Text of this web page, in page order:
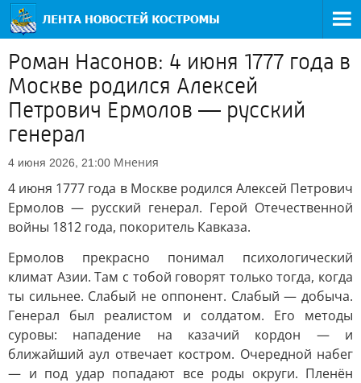
Роман Насонов: 4 июня 1777 года в
Москве родился Алексей
Петрович Ермолов — русский
генерал
4 июня 2026, 21:00 Мнения
4 июня 1777 года в Москве родился Алексей Петрович
Ермолов — русский генерал. Герой Отечественной
войны 1812 года, покоритель Кавказа.
Ермолов прекрасно понимал психологический
климат Азии. Там с тобой говорят только тогда, когда
ты сильнее. Слабый не оппонент. Слабый — добыча.
Генерал был реалистом и солдатом. Его методы
суровы: нападение на казачий кордон — и
ближайший аул отвечает костром. Очередной набег
— и под удар попадают все роды округи. Пленён